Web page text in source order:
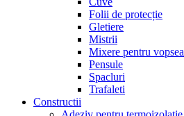
Folii de protecție
Gletiere
Mistrii
Mixere pentru vopsea
Pensule
Spacluri
Trafaleti
Constructii